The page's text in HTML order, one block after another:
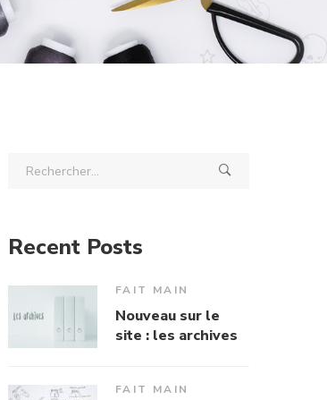
Recent Posts
FAIT MAIN
Nouveau sur le
site : les archives
FAIT MAIN